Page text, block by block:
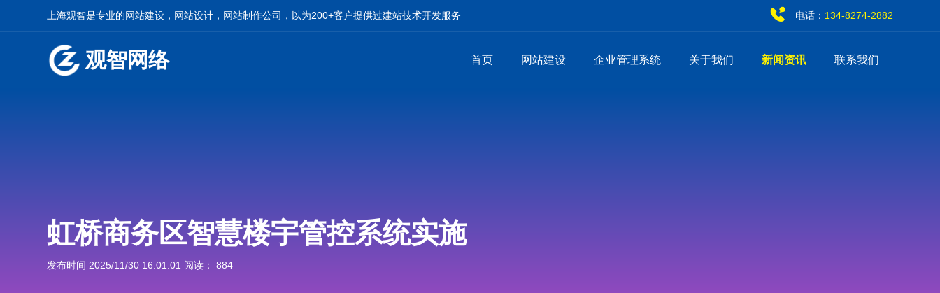
上海观智是专业的网站建设，网站设计，网站制作公司，以为200+客户提供过建站技术开发服务 134-8274-2882
电话：
观智网络 首页 网站建设 企业管理系统 关于我们 新闻资讯 联系我们
虹桥商务区智慧楼宇管控系统实施
发布时间 2025/11/30 16:01:01 阅读： 884